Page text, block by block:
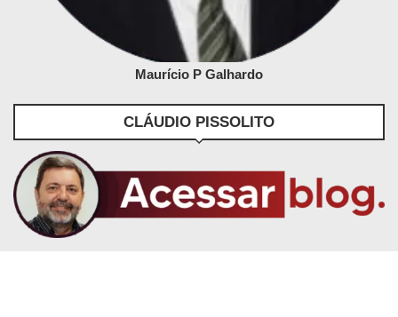
Maurício P Galhardo
CLÁUDIO PISSOLITO